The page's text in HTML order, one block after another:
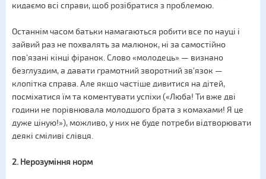
кидаємо всі справи, щоб розібратися з проблемою.
Останнім часом батьки намагаються робити все по науці і
зайвий раз не похвалять за малюнок, ні за самостійно
пов'язані кінці фіранок. Слово «молодець» — визнано
безглуздим, а давати грамотний зворотний зв'язок —
клопітка справа. Але якщо частіше дивитися на дітей,
посміхатися їм та коментувати успіхи («Люба! Ти вже дві
години не порівнювала молодшого брата з комахами! Я це
дуже ціную!»), можливо, у них не буде потреби відтворювати
деякі сміливі слівця.
2. Нерозуміння норм